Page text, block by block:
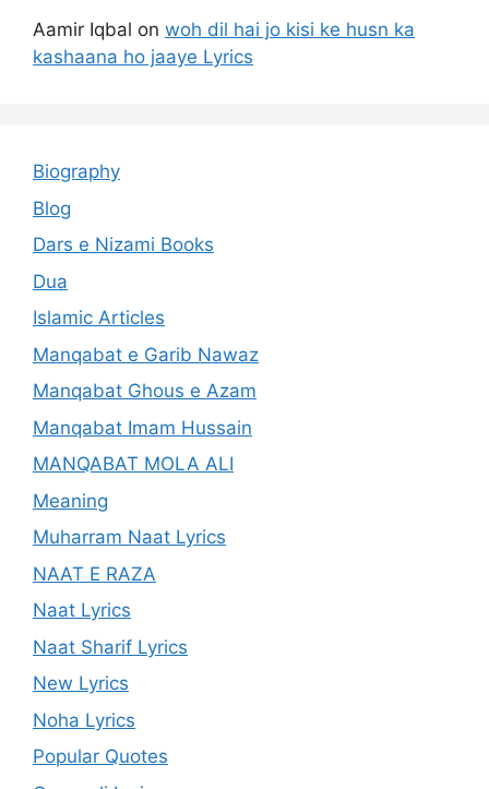
Aamir Iqbal on woh dil hai jo kisi ke husn ka
kashaana ho jaaye Lyrics
Biography
Blog
Dars e Nizami Books
Dua
Islamic Articles
Manqabat e Garib Nawaz
Manqabat Ghous e Azam
Manqabat Imam Hussain
MANQABAT MOLA ALI
Meaning
Muharram Naat Lyrics
NAAT E RAZA
Naat Lyrics
Naat Sharif Lyrics
New Lyrics
Noha Lyrics
Popular Quotes